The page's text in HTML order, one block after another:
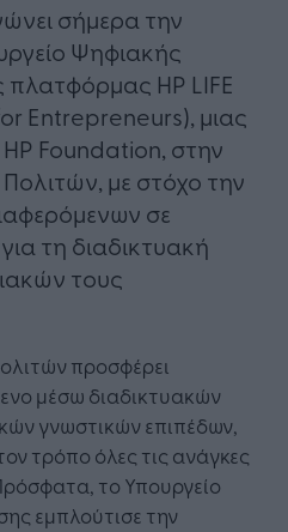
σήμερα την
Ψηφιακής
HP LIFE
Entrepreneurs), μιας
Foundation, στην
με στόχο την
σε
τη διαδικτυακή
τους
προσφέρει
μέσω διαδικτυακών
γνωστικών επιπέδων,
τρόπο όλες τις ανάγκες
το Υπουργείο
εμπλούτισε την